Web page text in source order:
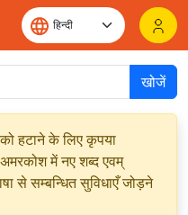
खोजें
को हटाने के लिए कृपया
में नए शब्द एवम्
से सम्बन्धित सुविधाएँ जोड़ने